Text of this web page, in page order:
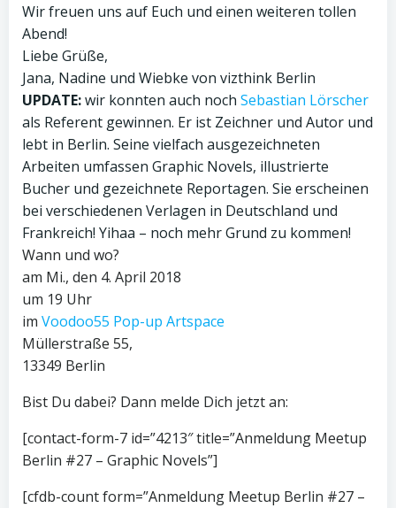
Wir freuen uns auf Euch und einen weiteren tollen
Abend!
Liebe Grüße,
Jana, Nadine und Wiebke von vizthink Berlin
UPDATE:wir konnten auch noch Sebastian Lörscher
als Referent gewinnen. Er ist Zeichner und Autor und
lebt in Berlin. Seine vielfach ausgezeichneten
Arbeiten umfassen Graphic Novels, illustrierte
Bucher und gezeichnete Reportagen. Sie erscheinen
bei verschiedenen Verlagen in Deutschland und
Frankreich! Yihaa – noch mehr Grund zu kommen!
Wann und wo?
am Mi., den 4. April 2018
um 19 Uhr
im Voodoo55 Pop-up Artspace
Müllerstraße 55,
13349 Berlin
Bist Du dabei? Dann melde Dich jetzt an:
[contact-form-7 id=”4213″ title=”Anmeldung Meetup
Berlin #27 – Graphic Novels”]
[cfdb-count form=”Anmeldung Meetup Berlin #27 –